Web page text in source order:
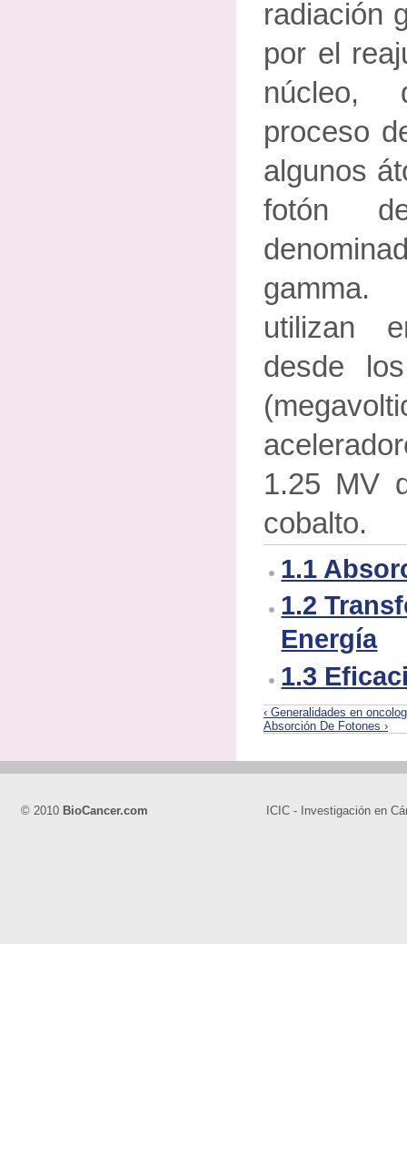
radiación
por el
núcleo,
proceso
algunos
fotón
gamma.
utilizan
desde
1.25 MV
cobalto.
1.1
1.2
Energía
1.3
‹ Generalidades en
Absorción De Fotones ›
© 2010 BioCancer.com ICIC - Investigación en